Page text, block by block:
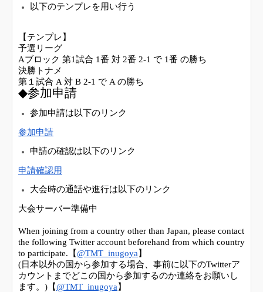
以下のテンプレを用い行う
【テンプレ】
予選リーグ
Aブロック 第1試合 1番 対 2番 2-1 で 1番 の勝ち
決勝トナメ
第１試合 A 対 B 2-1 で A の勝ち
◆参加申請
参加申請は以下のリンク
参加申請
申請の確認は以下のリンク
申請確認用
大会時の通話や進行は以下のリンク
大会サーバー準備中
When joining from a country other than Japan, please contact
the following Twitter account beforehand from which country
to participate.【@TMT_inugoya 】
(日本以外の国から参加する場合、事前に以下のTwitterア
カウントまでどこの国から参加するのか連絡をお願いし
ます。)【@TMT_inugoya 】